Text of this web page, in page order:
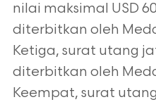
nilai maksimal USD
diterbitkan oleh
Ketiga, surat utang
diterbitkan oleh
Keempat, surat